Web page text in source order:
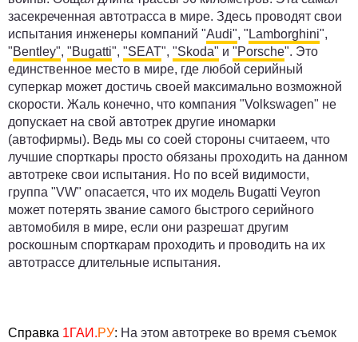
засекреченная автотрасса в мире. Здесь проводят свои
испытания инженеры компаний "Audi", " Lamborghini",
"Bentley", "Bugatti", "SEAT", "Skoda" и "Porsche". Это
единственное место в мире, где любой серийный
суперкар может достичь своей максимально возможной
скорости. Жаль конечно, что компания "Volkswagen" не
допускает на свой автотрек другие иномарки
(автофирмы). Ведь мы со соей стороны считаеем, что
лучшие спорткары просто обязаны проходить на данном
автотреке свои испытания. Но по всей видимости,
группа "VW" опасается, что их модель Bugatti Veyron
может потерять звание самого быстрого серийного
автомобиля в мире, если они разрешат другим
роскошным спорткарам проходить и проводить на их
автотрассе длительные испытания.
Справка 1ГАИ.РУ: На этом автотреке во время съемок